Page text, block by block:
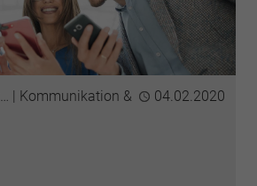
Kommunikation &
Publiziert
04.02.2020